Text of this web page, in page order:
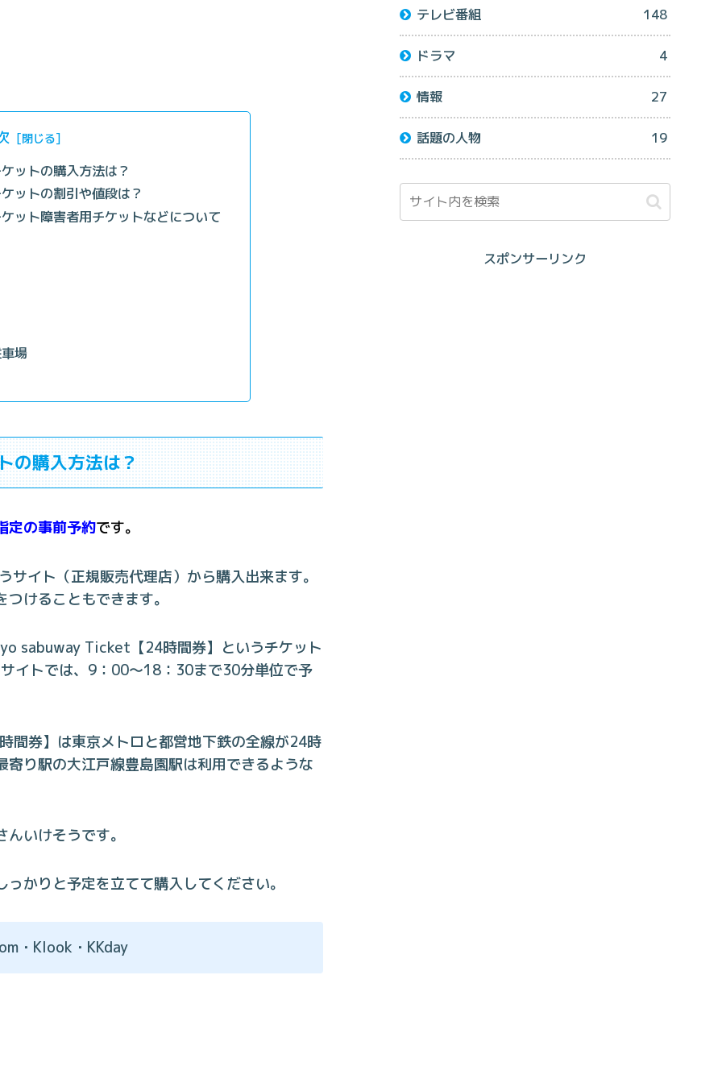
ットの購入方法は？
ットの割引や値段は？
ット障害者用チケットなどについて
場
の購入方法は？
定の事前予約です。
イト（正規販売代理店）から購入出来ます。
けることもできます。
sabuway Ticket【24時間券】というチケット
イトでは、9：00～18：30まで30分単位で予
間券】は東京メトロと都営地下鉄の全線が24時
り駅の大江戸線豊島園駅は利用できるような
いけそうです。
っかりと予定を立てて購入してください。
・Klook・KKday
テレビ番組 148
ドラマ 4
情報 27
話題の人物 19
スポンサーリンク